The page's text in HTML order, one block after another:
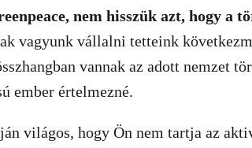
nem hisszük azt, hogy a
vagyunk vállalni tetteink
vannak az adott nemzet
ember értelmezné.
világos, hogy Ön nem tartja az